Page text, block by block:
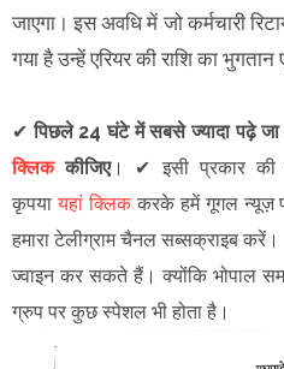
जाएगा। इस अवधि में जो कर्मचारी
गया है उन्हें एरियर की राशि का
✔पिछले 24 घंटे में सबसे ज्यादा पढ़े
क्लिककीजिए। ✔ इसी प्रकार
कृपयायहां क्लिककरके हमें गूगल न्यूज़
हमारा टेलीग्राम चैनल सब्सक्राइब करें।
ज्वाइन कर सकते हैं । क्योंकि भोपाल
ग्रुप पर कुछ स्पेशल भी होता है।